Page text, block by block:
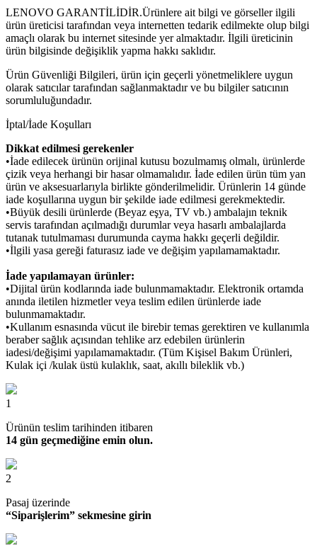
LENOVO GARANTİLİDİR.Ürünlere ait bilgi ve görseller ilgili
ürün üreticisi tarafından veya internetten tedarik edilmekte olup bilgi
amaçlı olarak bu internet sitesinde yer almaktadır. İlgili üreticinin
ürün bilgisinde değişiklik yapma hakkı saklıdır.
Ürün Güvenliği Bilgileri, ürün için geçerli yönetmeliklere uygun
olarak satıcılar tarafından sağlanmaktadır ve bu bilgiler satıcının
sorumluluğundadır.
İptal/İade Koşulları
Dikkat edilmesi gerekenler
•İade edilecek ürünün orijinal kutusu bozulmamış olmalı, ürünlerde
çizik veya herhangi bir hasar olmamalıdır. İade edilen ürün tüm yan
ürün ve aksesuarlarıyla birlikte gönderilmelidir. Ürünlerin 14 günde
iade koşullarına uygun bir şekilde iade edilmesi gerekmektedir.
•Büyük desili ürünlerde (Beyaz eşya, TV vb.) ambalajın teknik
servis tarafından açılmadığı durumlar veya hasarlı ambalajlarda
tutanak tutulmaması durumunda cayma hakkı geçerli değildir.
•İlgili yasa gereği faturasız iade ve değişim yapılamamaktadır.
İade yapılamayan ürünler:
•Dijital ürün kodlarında iade bulunmamaktadır. Elektronik ortamda
anında iletilen hizmetler veya teslim edilen ürünlerde iade
bulunmamaktadır.
•Kullanım esnasında vücut ile birebir temas gerektiren ve kullanımla
beraber sağlık açısından tehlike arz edebilen ürünlerin
iadesi/değişimi yapılamamaktadır. (Tüm Kişisel Bakım Ürünleri,
Kulak içi /kulak üstü kulaklık, saat, akıllı bileklik vb.)
1
Ürünün teslim tarihinden itibaren
14 gün geçmediğine emin olun.
2
Pasaj üzerinde
“Siparişlerim” sekmesine girin